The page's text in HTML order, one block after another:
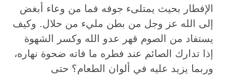
الإفطار بحيث يمتلىء جوفه فما من وعاء أبغض
إلى الله عز وجل من بطن مليء من حلال. وكيف
يستفاد من الصوم قهر عدو الله وكسر الشهوة
إذا تدارك الصائم عند فطره ما فاته ضحوة نهاره،
وربما يزيد عليه في ألوان الطعام؟ حتى